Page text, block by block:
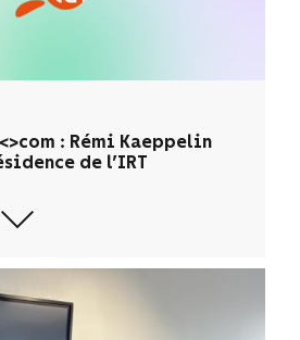
: Rémi Kaeppelin
de l’IRT